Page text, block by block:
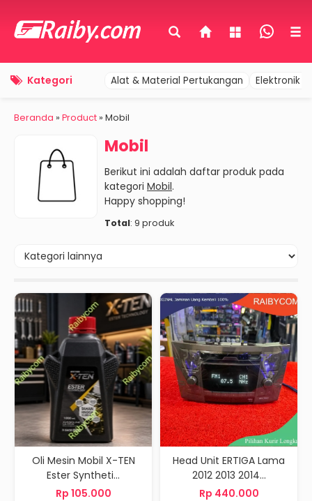
Kategori Alat & Material Pertukangan Elektronik
Beranda » Product» Mobil
Mobil
Berikut ini adalah daftar produk pada
kategori Mobil.
Happy shopping!
Total: 9 produk
Oli Mesin Mobil X-TEN
Ester Syntheti...
Rp 105.000
Head Unit ERTIGA Lama
2012 2013 2014...
Rp 440.000